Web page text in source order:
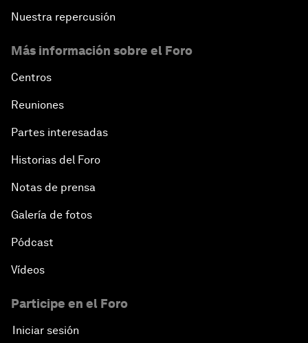
Nuestra repercusión
Más información sobre el Foro
Centros
Reuniones
Partes interesadas
Historias del Foro
Notas de prensa
Galería de fotos
Pódcast
Vídeos
Participe en el Foro
Iniciar sesión